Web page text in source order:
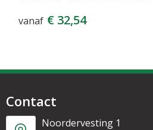
vanaf € 32,54
Contact
Noordervesting 1